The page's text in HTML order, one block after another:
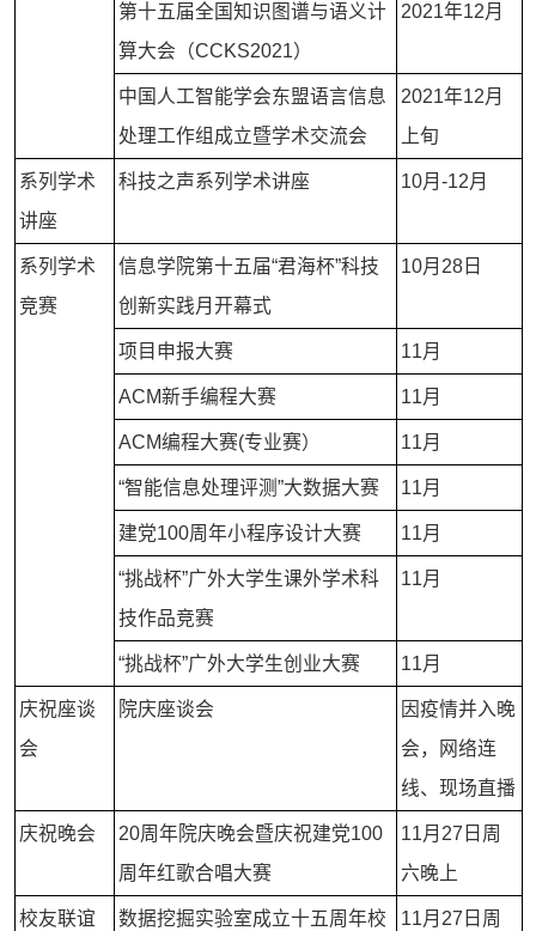
第十五届全国知识图谱与语义计
算大会（CCKS2021）
2021年12月
中国人工智能学会东盟语言信息
处理工作组成立暨学术交流会
2021年12月
上旬
系列学术
讲座
科技之声系列学术讲座 10月-12月
系列学术
竞赛
信息学院第十五届“君海杯”科技
创新实践月开幕式
10月28日
项目申报大赛 11月
ACM新手编程大赛 11月
ACM编程大赛(专业赛） 11月
“智能信息处理评测”大数据大赛 11月
建党100周年小程序设计大赛 11月
“挑战杯”广外大学生课外学术科
技作品竞赛
11月
“挑战杯”广外大学生创业大赛 11月
庆祝座谈
会
院庆座谈会
因疫情并入晚
会，网络连
线、现场直播
庆祝晚会
20周年院庆晚会暨庆祝建党100
周年红歌合唱大赛
11月27日周
六晚上
校友联谊
数据挖掘实验室成立十五周年校
11月27日周